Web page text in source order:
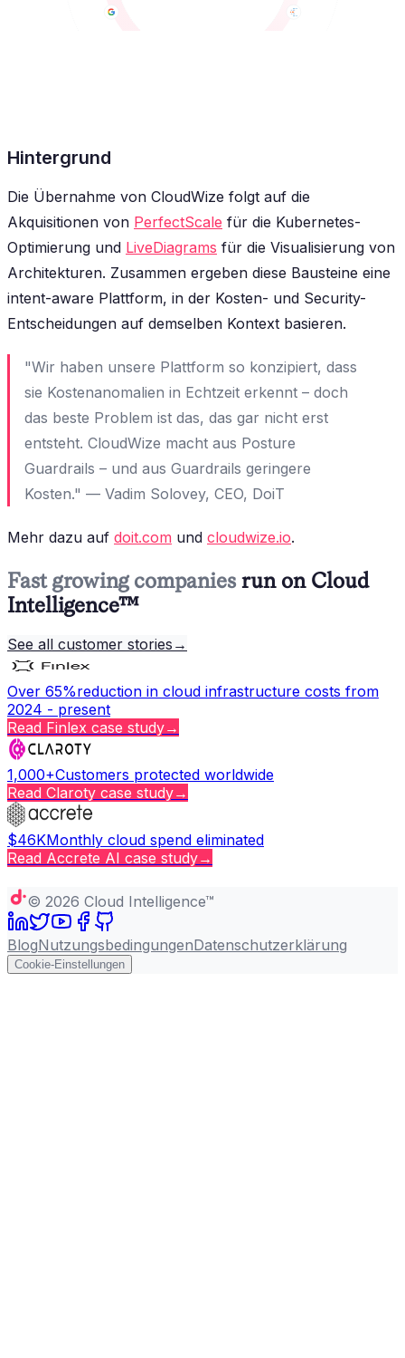
Hintergrund
Die Übernahme von CloudWize folgt auf die
Akquisitionen von PerfectScale für die Kubernetes-
Optimierung und LiveDiagrams für die Visualisierung von
Architekturen. Zusammen ergeben diese Bausteine eine
intent-aware Plattform, in der Kosten- und Security-
Entscheidungen auf demselben Kontext basieren.
"Wir haben unsere Plattform so konzipiert, dass
sie Kostenanomalien in Echtzeit erkennt – doch
das beste Problem ist das, das gar nicht erst
entsteht. CloudWize macht aus Posture
Guardrails – und aus Guardrails geringere
Kosten." — Vadim Solovey, CEO, DoiT
Mehr dazu auf doit.com und cloudwize.io.
Fast growing companies run on Cloud
Intelligence™
See all customer stories →
Over 65%reduction in cloud infrastructure costs from
2024 - present
Read Finlex case study→
1,000+Customers protected worldwide
Read Claroty case study→
$46KMonthly cloud spend eliminated
Read Accrete AI case study→
© 2026 Cloud Intelligence™
BlogNutzungsbedingungenDatenschutzerklärung
Cookie-Einstellungen